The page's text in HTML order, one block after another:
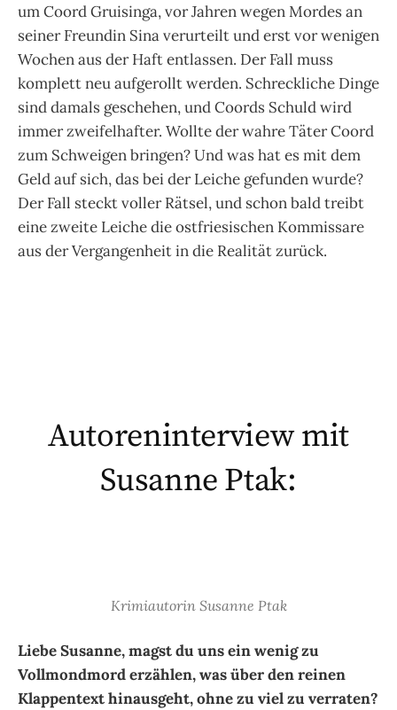
um Coord Gruisinga,vor Jahren wegen Mordes an
seiner Freundin Sina verurteilt und erst vor wenigen
Wochen aus der Haft entlassen. Der Fall muss
komplett neu aufgerollt werden. Schreckliche Dinge
sind damals geschehen, und Coords Schuld wird
immer zweifelhafter. Wollte der wahre Täter Coord
zum Schweigen bringen? Und was hat es mit dem
Geld auf sich, das bei der Leiche gefunden wurde?
Der Fall steckt voller Rätsel, und schon bald treibt
eine zweite Leiche die ostfriesischen Kommissare
aus der Vergangenheit in die Realität zurück.
Autoreninterview mit
Susanne Ptak:
Krimiautorin Susanne Ptak
Liebe Susanne, magst du uns ein wenig zu
Vollmondmord erzählen, was über den reinen
Klappentext hinausgeht, ohne zu viel zu verraten?